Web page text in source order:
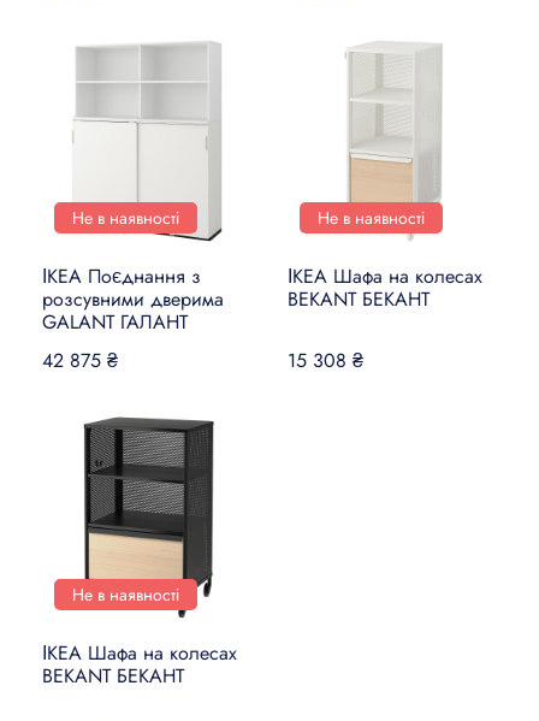
Не в наявності
ІКЕА Поєднання з
розсувними дверима
GALANT ГАЛАНТ
42 875 ₴
Не в наявності
ІКЕА Шафа на колесах
BEKANT БЕКАНТ
15 308 ₴
Не в наявності
ІКЕА Шафа на колесах
BEKANT БЕКАНТ